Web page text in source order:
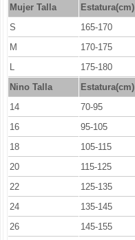
Mujer Talla Estatura(cm)
S
165-170
M
170-175
L
175-180
Nino Talla
Estatura(cm)
14
70-95
16
95-105
18
105-115
20
115-125
22
125-135
24
135-145
26
145-155